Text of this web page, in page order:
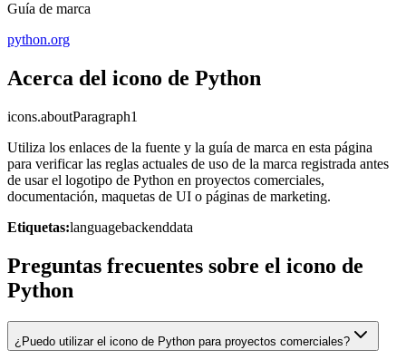
Guía de marca
python.org
Acerca del icono de Python
icons.aboutParagraph1
Utiliza los enlaces de la fuente y la guía de marca en esta página
para verificar las reglas actuales de uso de la marca registrada antes
de usar el logotipo de Python en proyectos comerciales,
documentación, maquetas de UI o páginas de marketing.
Etiquetas:languagebackenddata
Preguntas frecuentes sobre el icono de
Python
¿Puedo utilizar el icono de Python para proyectos comerciales?